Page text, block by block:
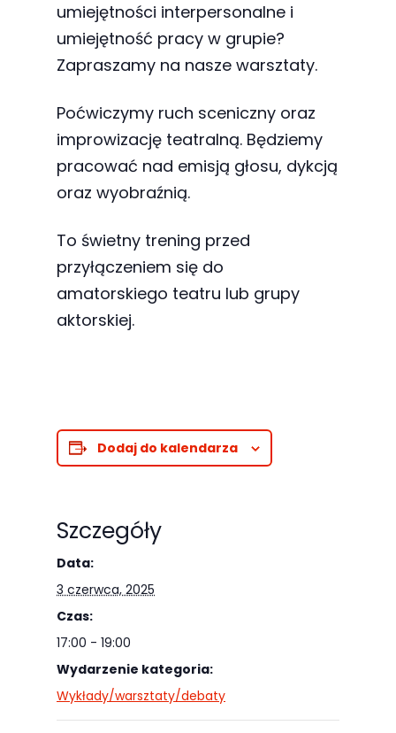
umiejętności interpersonalne i
umiejętność pracy w grupie?
Zapraszamy na nasze warsztaty.
Poćwiczymy ruch sceniczny oraz
improwizację teatralną. Będziemy
pracować nad emisją głosu, dykcją
oraz wyobraźnią.
To świetny trening przed
przyłączeniem się do
amatorskiego teatru lub grupy
aktorskiej.
Dodaj do kalendarza
Szczegóły
Data:
3 czerwca, 2025
Czas:
17:00 - 19:00
Wydarzenie kategoria:
Wykłady/warsztaty/debaty
zobaczenie
spersonalizowanych
treści i ofert.